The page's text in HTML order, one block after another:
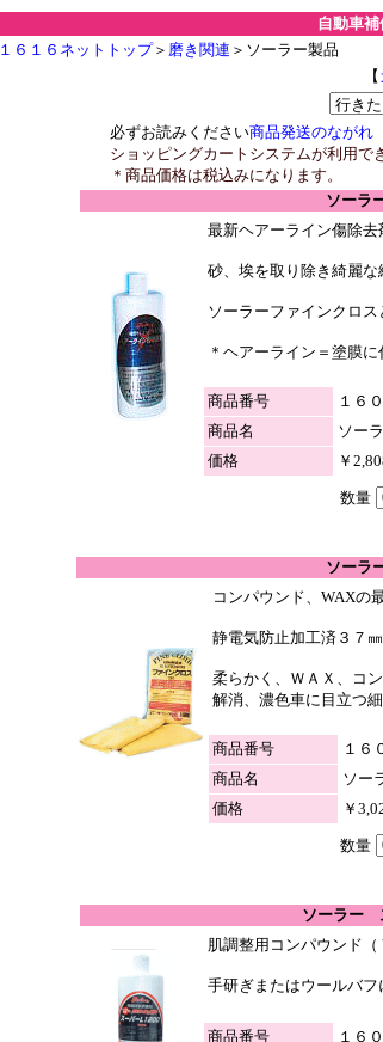
自動車補
１６１６ネットトップ＞ 磨き関連 ＞ソーラー製品
【
必ずお読みください商品発送のながれ
ショッピングカートシステムが利用で
＊商品価格は税込みになります。
ソーラ
最新ヘアーライン傷除去
砂、埃を取り除き綺麗
ソーラーファインクロ
＊ヘアーライン＝塗膜
商品番号 １６
商品名
ソー
価格
￥
数量
ソーラ
コンパウンド、WAXの
静電気防止加工済３７
柔らかく、ＷＡＸ、コ
解消、濃色車に目立つ
商品番号 １６
商品名
ソー
価格
￥
数量
ソーラー
肌調整用コンパウンド（
手研ぎまたはウールバ
商品番号 １６